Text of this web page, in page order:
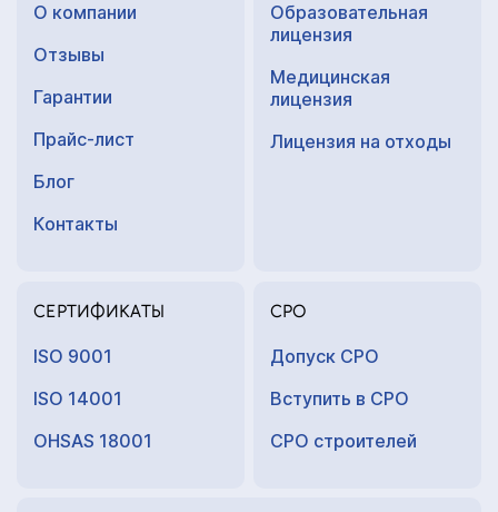
О компании
Отзывы
Гарантии
Прайс-лист
Блог
Контакты
Образовательная
лицензия
Медицинская
лицензия
Лицензия на отходы
СЕРТИФИКАТЫ
ISO 9001
ISO 14001
OHSAS 18001
СРО
Допуск СРО
Вступить в СРО
СРО строителей